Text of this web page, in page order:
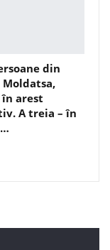
din
arest
A treia – în